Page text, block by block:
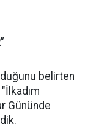
belirten
Gününde